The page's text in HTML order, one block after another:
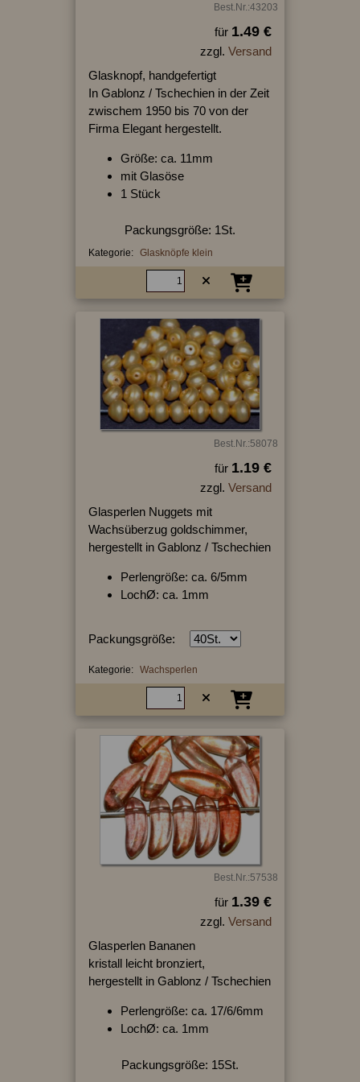
Best.Nr.:43203
für 1.49 €
zzgl. Versand
Glasknopf, handgefertigt
In Gablonz / Tschechien in der Zeit
zwischem 1950 bis 70 von der
Firma Elegant hergestellt.
Größe: ca. 11mm
mit Glasöse
1 Stück
Packungsgröße: 1St.
Kategorie: Glasknöpfe klein
Best.Nr.:58078
für 1.19 €
zzgl. Versand
Glasperlen Nuggets mit
Wachsüberzug goldschimmer,
hergestellt in Gablonz / Tschechien
Perlengröße: ca. 6/5mm
LochØ: ca. 1mm
Packungsgröße:
Kategorie: Wachsperlen
Best.Nr.:57538
für 1.39 €
zzgl. Versand
Glasperlen Bananen
kristall leicht bronziert,
hergestellt in Gablonz / Tschechien
Perlengröße: ca. 17/6/6mm
LochØ: ca. 1mm
Packungsgröße: 15St.